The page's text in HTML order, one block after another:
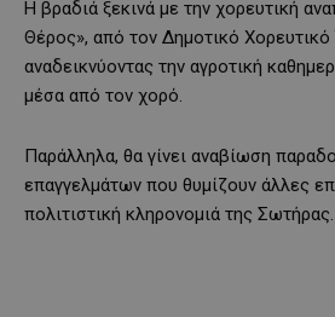
Η βραδιά ξεκινά με την χορευτική
Θέρος», από τον Δημοτικό
αναδεικνύοντας την αγροτική
μέσα από τον χορό.
Παράλληλα, θα γίνει αναβίωση
επαγγελμάτων που θυμίζουν άλλες
πολιτιστική κληρονομιά της Σωτήρας.